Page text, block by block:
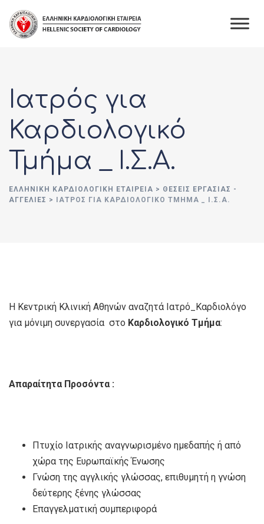
content
Ιατρός για
Καρδιολογικό
Τμήμα _ Ι.Σ.Α.
ΕΛΛΗΝΙΚΉ ΚΑΡΔΙΟΛΟΓΙΚΉ ΕΤΑΙΡΕΊΑ > ΘΈΣΕΙΣ ΕΡΓΑΣΊΑΣ -
ΑΓΓΕΛΊΕΣ > ΙΑΤΡΌΣ ΓΙΑ ΚΑΡΔΙΟΛΟΓΙΚΌ ΤΜΉΜΑ _ Ι.Σ.Α.
Η Κεντρική Κλινική Αθηνών αναζητά Ιατρό_Καρδιολόγο
για μόνιμη συνεργασία στο Καρδιολογικό Τμήμα:
Απαραίτητα Προσόντα :
Πτυχίο Ιατρικής αναγνωρισμένο ημεδαπής ή από
χώρα της Ευρωπαϊκής Ένωσης
Γνώση της αγγλικής γλώσσας, επιθυμητή η γνώση
δεύτερης ξένης γλώσσας
Επαγγελματική συμπεριφορά